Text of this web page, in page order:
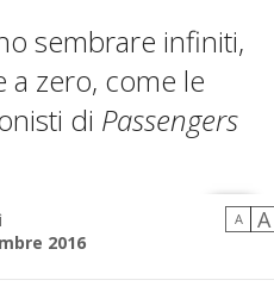
sembrare infiniti,
zero, come le
di Passengers
2016
A A